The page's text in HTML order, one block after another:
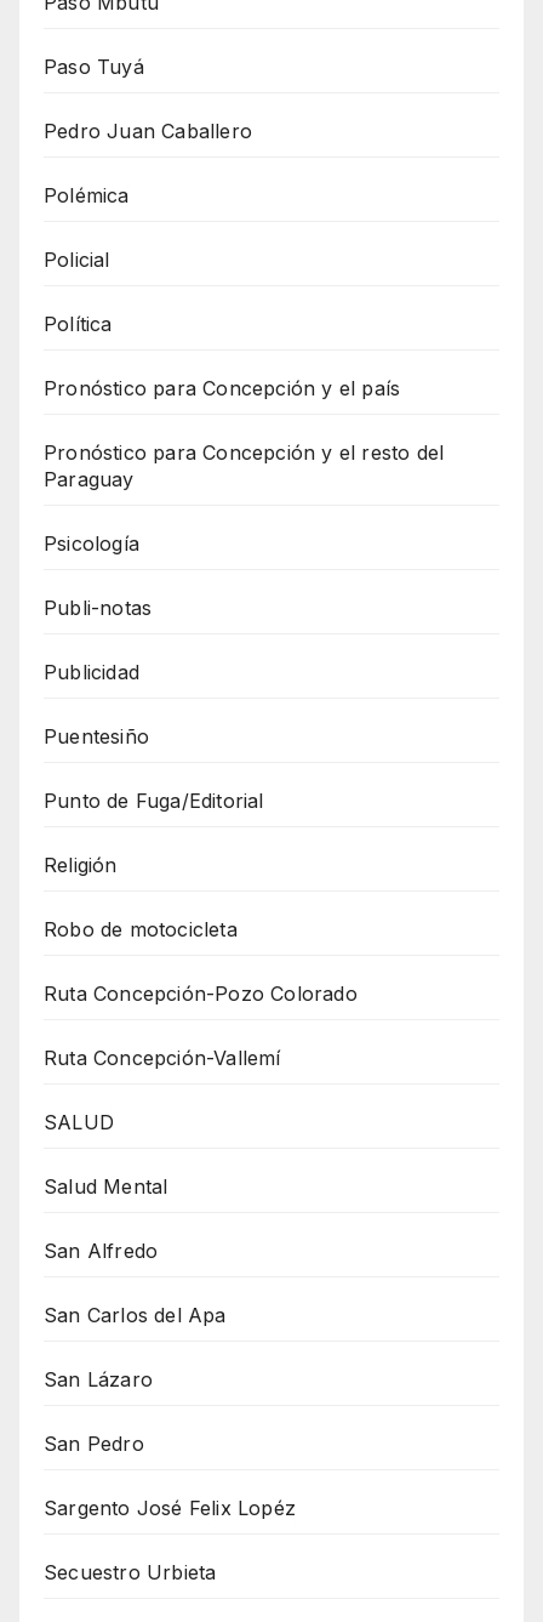
Paso Tuyá
Pedro Juan Caballero
Polémica
Policial
Política
Pronóstico para Concepción y el país
Pronóstico para Concepción y el resto del
Paraguay
Psicología
Publi-notas
Publicidad
Puentesiño
Punto de Fuga/Editorial
Religión
Robo de motocicleta
Ruta Concepción-Pozo Colorado
Ruta Concepción-Vallemí
SALUD
Salud Mental
San Alfredo
San Carlos del Apa
San Lázaro
San Pedro
Sargento José Felix Lopéz
Secuestro Urbieta